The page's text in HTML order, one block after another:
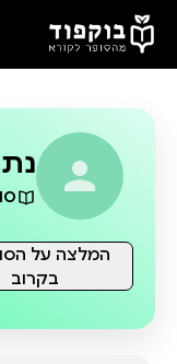
דלג לתוכן הראשי
המלצה על
בקרוב